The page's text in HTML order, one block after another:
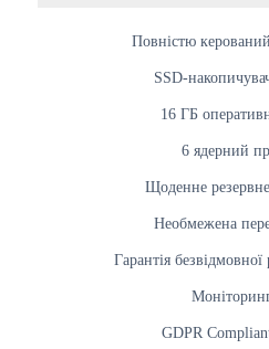
Повністю
SSD-
16 ГБ
6 ядерний
Щоденне
Необмежена
Гарантія
GDPR